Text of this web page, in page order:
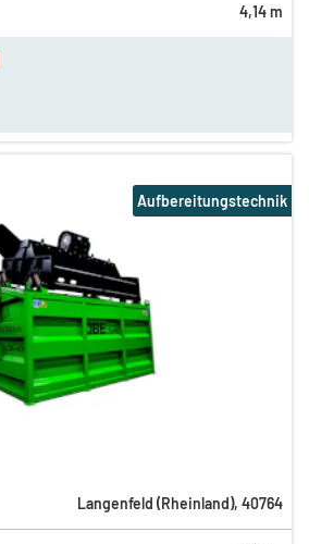
4,14 m
Aufbereitungstechnik
Langenfeld (Rheinland), 40764